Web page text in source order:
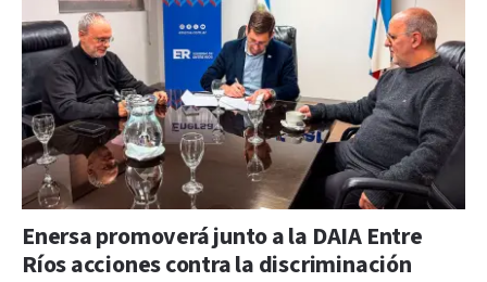
Enersa promoverá junto a la DAIA Entre
Ríos acciones contra la discriminación